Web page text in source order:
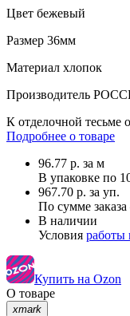
Цвет бежевый
Размер 36мм
Материал хлопок
Производитель
К отделочной тесьме
Подробнее о товаре
96.77 р. за м
В упаковке по
967.70 р. за уп.
По сумме заказа
В наличии
Условия работы
Купить на Ozon
О товаре
xmark